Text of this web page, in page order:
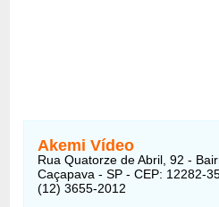
Akemi Vídeo
Rua Quatorze de Abril, 92 -
Caçapava - SP - CEP: 12282-
(12) 3655-2012